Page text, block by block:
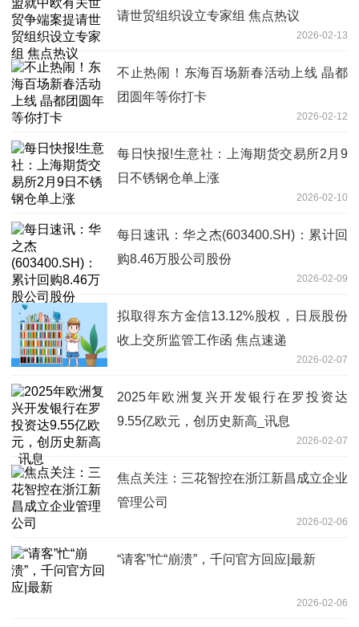
请世贸组织设立专家组 焦点热议
2026-02-13
不止热闹！东海百场新春活动上线 晶都
团圆年等你打卡
2026-02-12
每日快报!生意社：上海期货交易所2月9
日不锈钢仓单上涨
2026-02-10
每日速讯：华之杰(603400.SH)：累计回
购8.46万股公司股份
2026-02-09
拟取得东方金信13.12%股权，日辰股份
收上交所监管工作函 焦点速递
2026-02-07
2025年欧洲复兴开发银行在罗投资达
9.55亿欧元，创历史新高_讯息
2026-02-07
焦点关注：三花智控在浙江新昌成立企业
管理公司
2026-02-06
“请客”忙“崩溃”，千问官方回应|最新
2026-02-06